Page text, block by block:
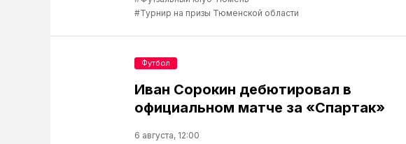
#Турнир на призы Тюменской области
Иван Сорокин дебютировал в
официальном матче за «Спартак»
6 августа, 12:00
Футбол